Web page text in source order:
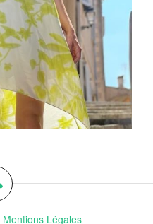
Mentions Légales